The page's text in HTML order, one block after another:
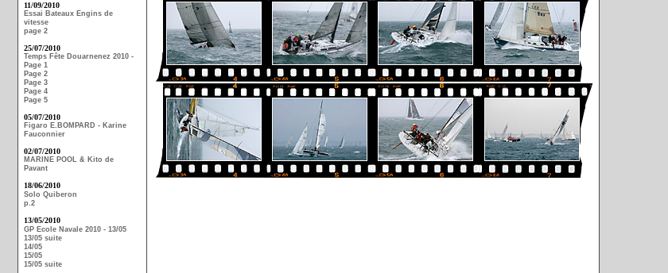
11/09/2010
Essai Bateaux Engins de
vitesse
page 2
25/07/2010
Temps Fête Douarnenez 2010 -
Page 1
Page 2
Page 3
Page 4
Page 5
05/07/2010
Figaro E.BOMPARD - Karine
Fauconnier
02/07/2010
MARINE POOL & Kito de
Pavant
18/06/2010
Solo Quiberon
p.2
13/05/2010
GP Ecole Navale 2010 - 13/05
13/05 suite
14/05
15/05
15/05 suite